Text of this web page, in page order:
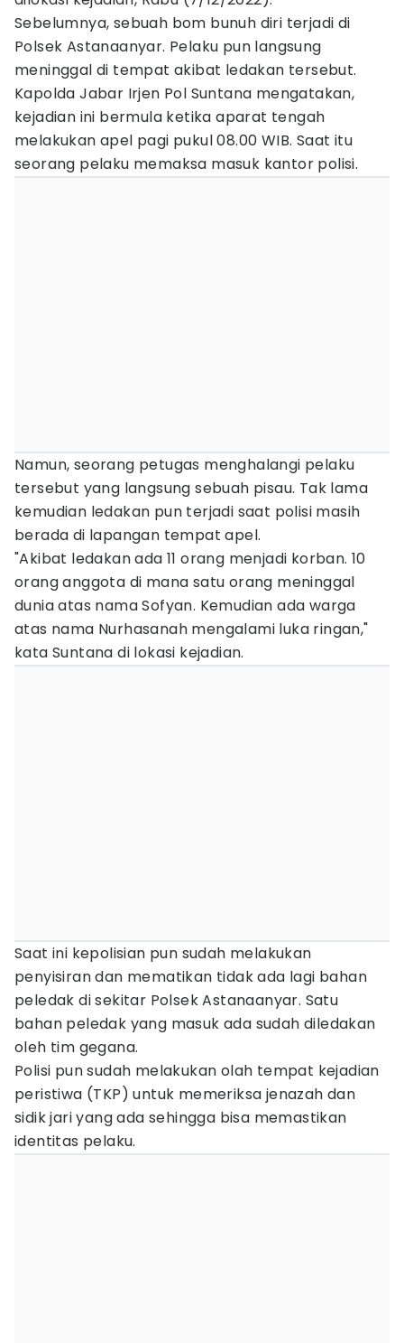
Sebelumnya, sebuah bom bunuh diri terjadi di
Polsek Astanaanyar. Pelaku pun langsung
meninggal di tempat akibat ledakan tersebut.
Kapolda Jabar Irjen Pol Suntana mengatakan,
kejadian ini bermula ketika aparat tengah
melakukan apel pagi pukul 08.00 WIB. Saat itu
seorang pelaku memaksa masuk kantor polisi.
Namun, seorang petugas menghalangi pelaku
tersebut yang langsung sebuah pisau. Tak lama
kemudian ledakan pun terjadi saat polisi masih
berada di lapangan tempat apel.
"Akibat ledakan ada 11 orang menjadi korban. 10
orang anggota di mana satu orang meninggal
dunia atas nama Sofyan. Kemudian ada warga
atas nama Nurhasanah mengalami luka ringan,"
kata Suntana di lokasi kejadian.
Saat ini kepolisian pun sudah melakukan
penyisiran dan mematikan tidak ada lagi bahan
peledak di sekitar Polsek Astanaanyar. Satu
bahan peledak yang masuk ada sudah diledakan
oleh tim gegana.
Polisi pun sudah melakukan olah tempat kejadian
peristiwa (TKP) untuk memeriksa jenazah dan
sidik jari yang ada sehingga bisa memastikan
identitas pelaku.